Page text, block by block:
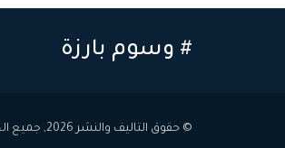
# وسوم بارزة
© حقوق التاليف والنشر 2026, جميع الحقوق محفوظه